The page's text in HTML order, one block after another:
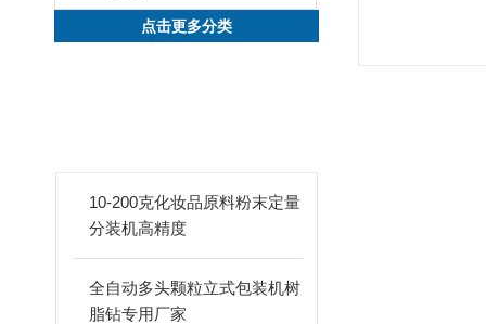
点击更多分类
10-200克化妆品原料粉末定量
分装机高精度
全自动多头颗粒立式包装机树
脂钻专用厂家